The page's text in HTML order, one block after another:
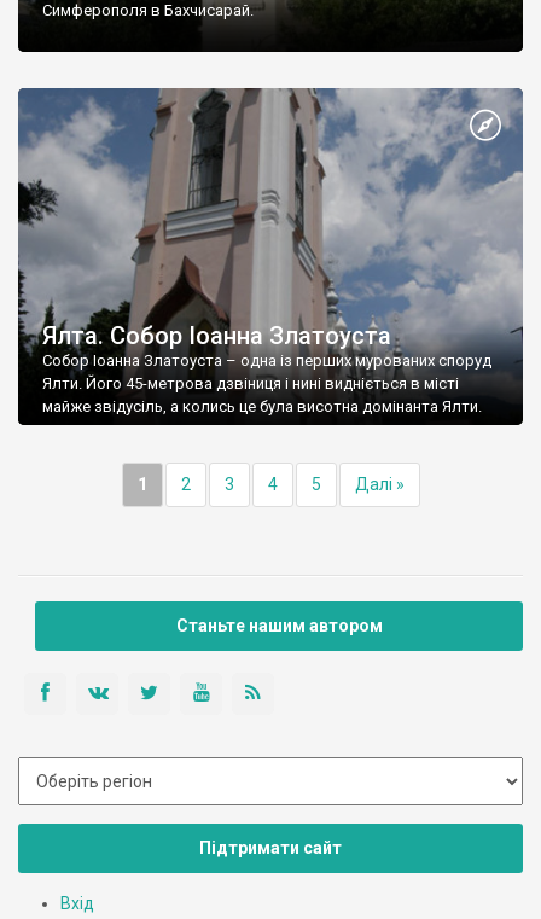
Симферополя в Бахчисарай.
Ялта. Собор Іоанна Златоуста
Собор Іоанна Златоуста – одна із перших мурованих споруд
Ялти. Його 45-метрова дзвіниця і нині видніється в місті
майже звідусіль, а колись це була висотна домінанта Ялти.
1 2 3 4 5 Далі »
Станьте нашим автором
Підтримати сайт
Вхід